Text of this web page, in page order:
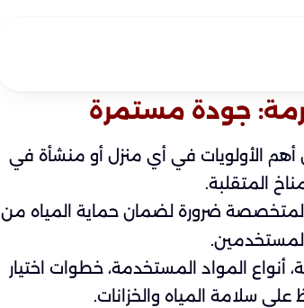
جودة مستمرة
أهم الأولويات في أي منزل أو منشأة في
المتقلبة.
ضرورة لضمان حماية المياه من
المواد المستخدمة، خطوات اختيار
على سلامة المياه والخزانات.